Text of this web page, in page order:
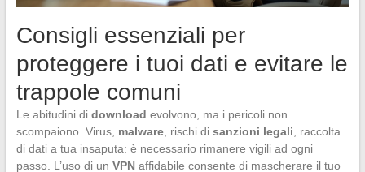
Consigli essenziali per
proteggere i tuoi dati e evitare le
trappole comuni
Le abitudini di download evolvono, ma i pericoli non
scompaiono. Virus, malware, rischi di sanzioni legali , raccolta
di dati a tua insaputa: è necessario rimanere vigili ad ogni
passo. L’uso di un VPNaffidabile consente di mascherare il tuo